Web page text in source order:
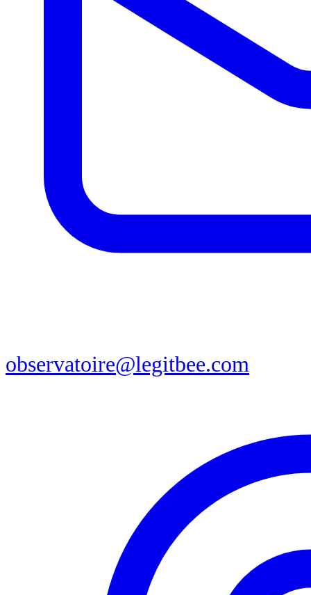
observatoire@legitbee.com